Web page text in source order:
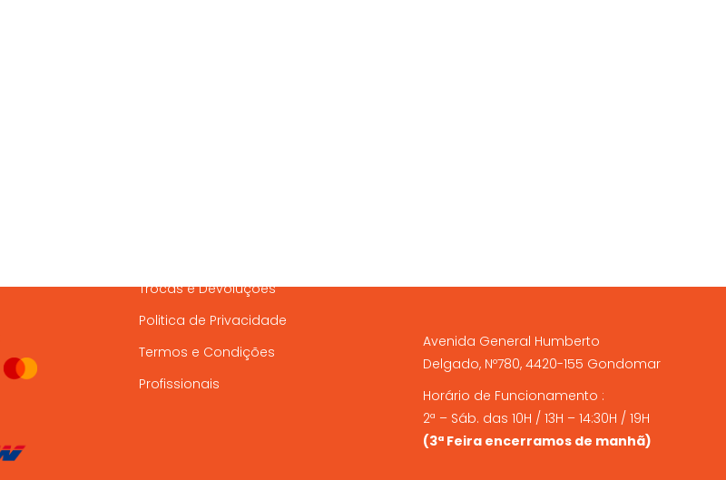
Trocas e Devoluções
Politica de Privacidade
Termos e Condições
Profissionais
Avenida General Humberto
Delgado, Nº780, 4420-155 Gondomar
Horário de Funcionamento :
2ª – Sáb. das 10H / 13H – 14:30H / 19H
(3ª Feira encerramos de manhã)